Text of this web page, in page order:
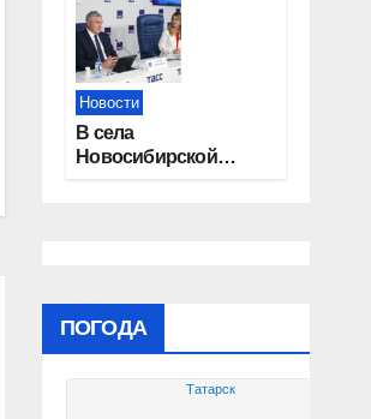
премии «КАРДО»
Новости
В села
Новосибирской
ПОГОДА
Татарск